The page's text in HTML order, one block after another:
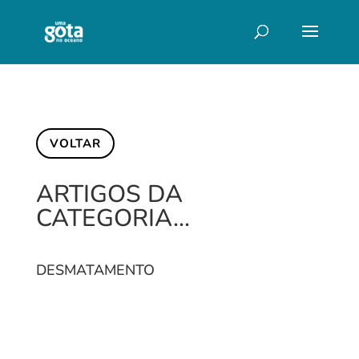
VOLTAR
ARTIGOS DA
CATEGORIA…
DESMATAMENTO